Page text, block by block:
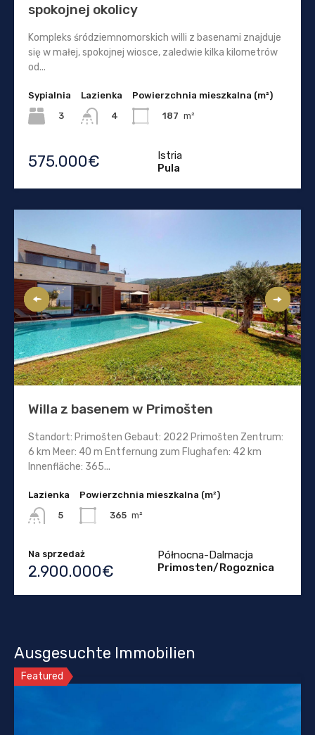
spokojnej okolicy
Kompleks śródziemnomorskich willi z basenami znajduje
się w małej, spokojnej wiosce, zaledwie kilka kilometrów
od...
Sypialnia
3
Lazienka
4
Powierzchnia mieszkalna (m²)
187 m²
575.000€
Istria
Pula
Willa z basenem w Primošten
Standort: Primošten Gebaut: 2022 Primošten Zentrum:
6 km Meer: 40 m Entfernung zum Flughafen: 42 km
Innenfläche: 365...
Lazienka
5
Powierzchnia mieszkalna (m²)
365 m²
Na sprzedaż
2.900.000€
Północna-Dalmacja
Primosten/Rogoznica
Ausgesuchte Immobilien
Featured